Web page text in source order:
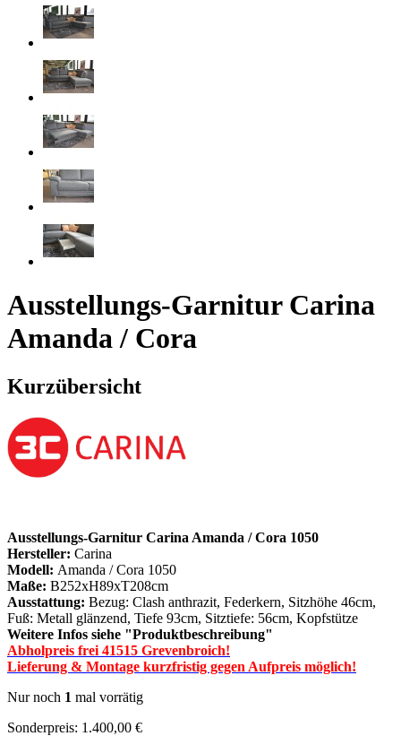
Ausstellungs-Garnitur Carina
Amanda / Cora
Kurzübersicht
Ausstellungs-Garnitur Carina Amanda / Cora 1050
Hersteller: Carina
Modell: Amanda / Cora 1050
Maße: B252xH89xT208cm
Ausstattung: Bezug: Clash anthrazit, Federkern, Sitzhöhe 46cm,
Fuß: Metall glänzend, Tiefe 93cm, Sitztiefe: 56cm, Kopfstütze
Weitere Infos siehe "Produktbeschreibung"
Abholpreis frei 41515 Grevenbroich!
Lieferung & Montage kurzfristig gegen Aufpreis möglich!
Nur noch 1 mal vorrätig
Sonderpreis: 1.400,00 €